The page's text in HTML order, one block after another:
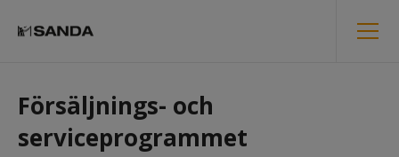
Försäljnings- och
serviceprogrammet